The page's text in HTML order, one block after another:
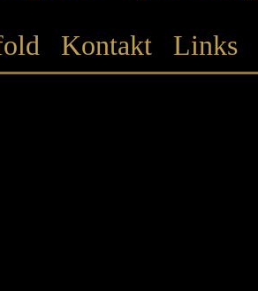
Kontakt Links